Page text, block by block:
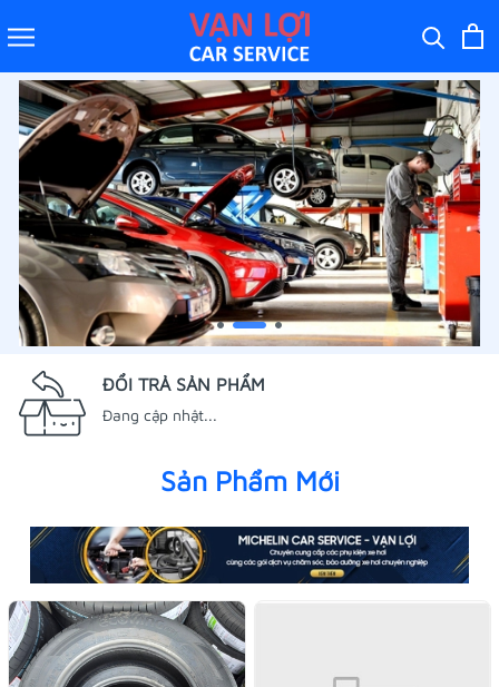
ĐỔI TRẢ SẢN PHẨM
Đang cập nhật...
Sản Phẩm Mới